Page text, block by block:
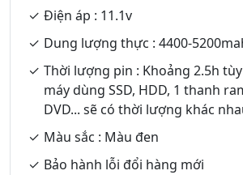
Điện áp : 11.1v
Dung lượng thực : 4400-
Thời lượng pin : Khoảng 2.5h
máy dùng SSD, HDD, 1 thanh
DVD... sẽ có thời lượng khác
Màu sắc : Màu đen
Bảo hành lỗi đổi hàng mới